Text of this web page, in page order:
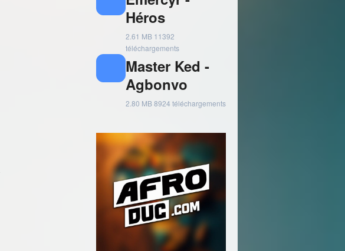
Héros
2.61 MB 11392
téléchargements
Master Ked -
Agbonvo
2.80 MB8924 téléchargements